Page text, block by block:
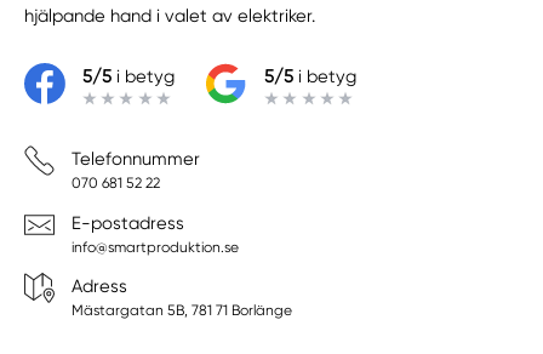
hjälpande hand i valet av elektriker.
5/5i betyg 5/5i betyg
Telefonnummer
070 681 52 22
E-postadress
info@smartproduktion.se
Adress
Mästargatan 5B, 781 71 Borlänge